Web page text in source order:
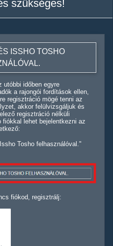
szükséges!
ISSHO TOSHO
utóbbi időben egyre
a rajongói fordítások ellen,
regisztráció mögé tenni az
akkor felülvizsgáljuk és
regisztráció nélküli
fiókkal lehet bejelentkezni az
Tosho felhasználóval."
fiókod, regisztrálj: